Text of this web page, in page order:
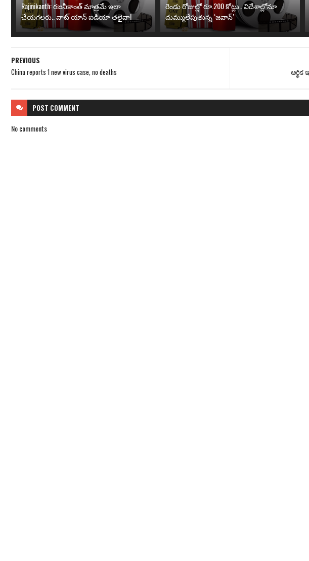
Rajinikanth: రజనీకాంత్ మాత్రమే ఇలా
చేయగలరు.. వాట్ యాన్ ఐడియా తలైవా!
రెండు రోజుల్లో రూ.200 కోట్లు.. విదేశాల్లోనూ
దుమ్ములేపుతున్న ‘జవాన్’
PREVIOUS
China reports 1 new virus case, no deaths
POST COMMENT
No comments